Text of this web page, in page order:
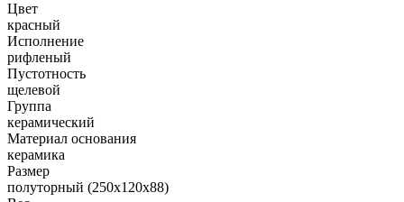
Цвет
красный
Исполнение
рифленый
Пустотность
щелевой
Группа
керамический
Материал основания
керамика
Размер
полуторный (250х120х88)